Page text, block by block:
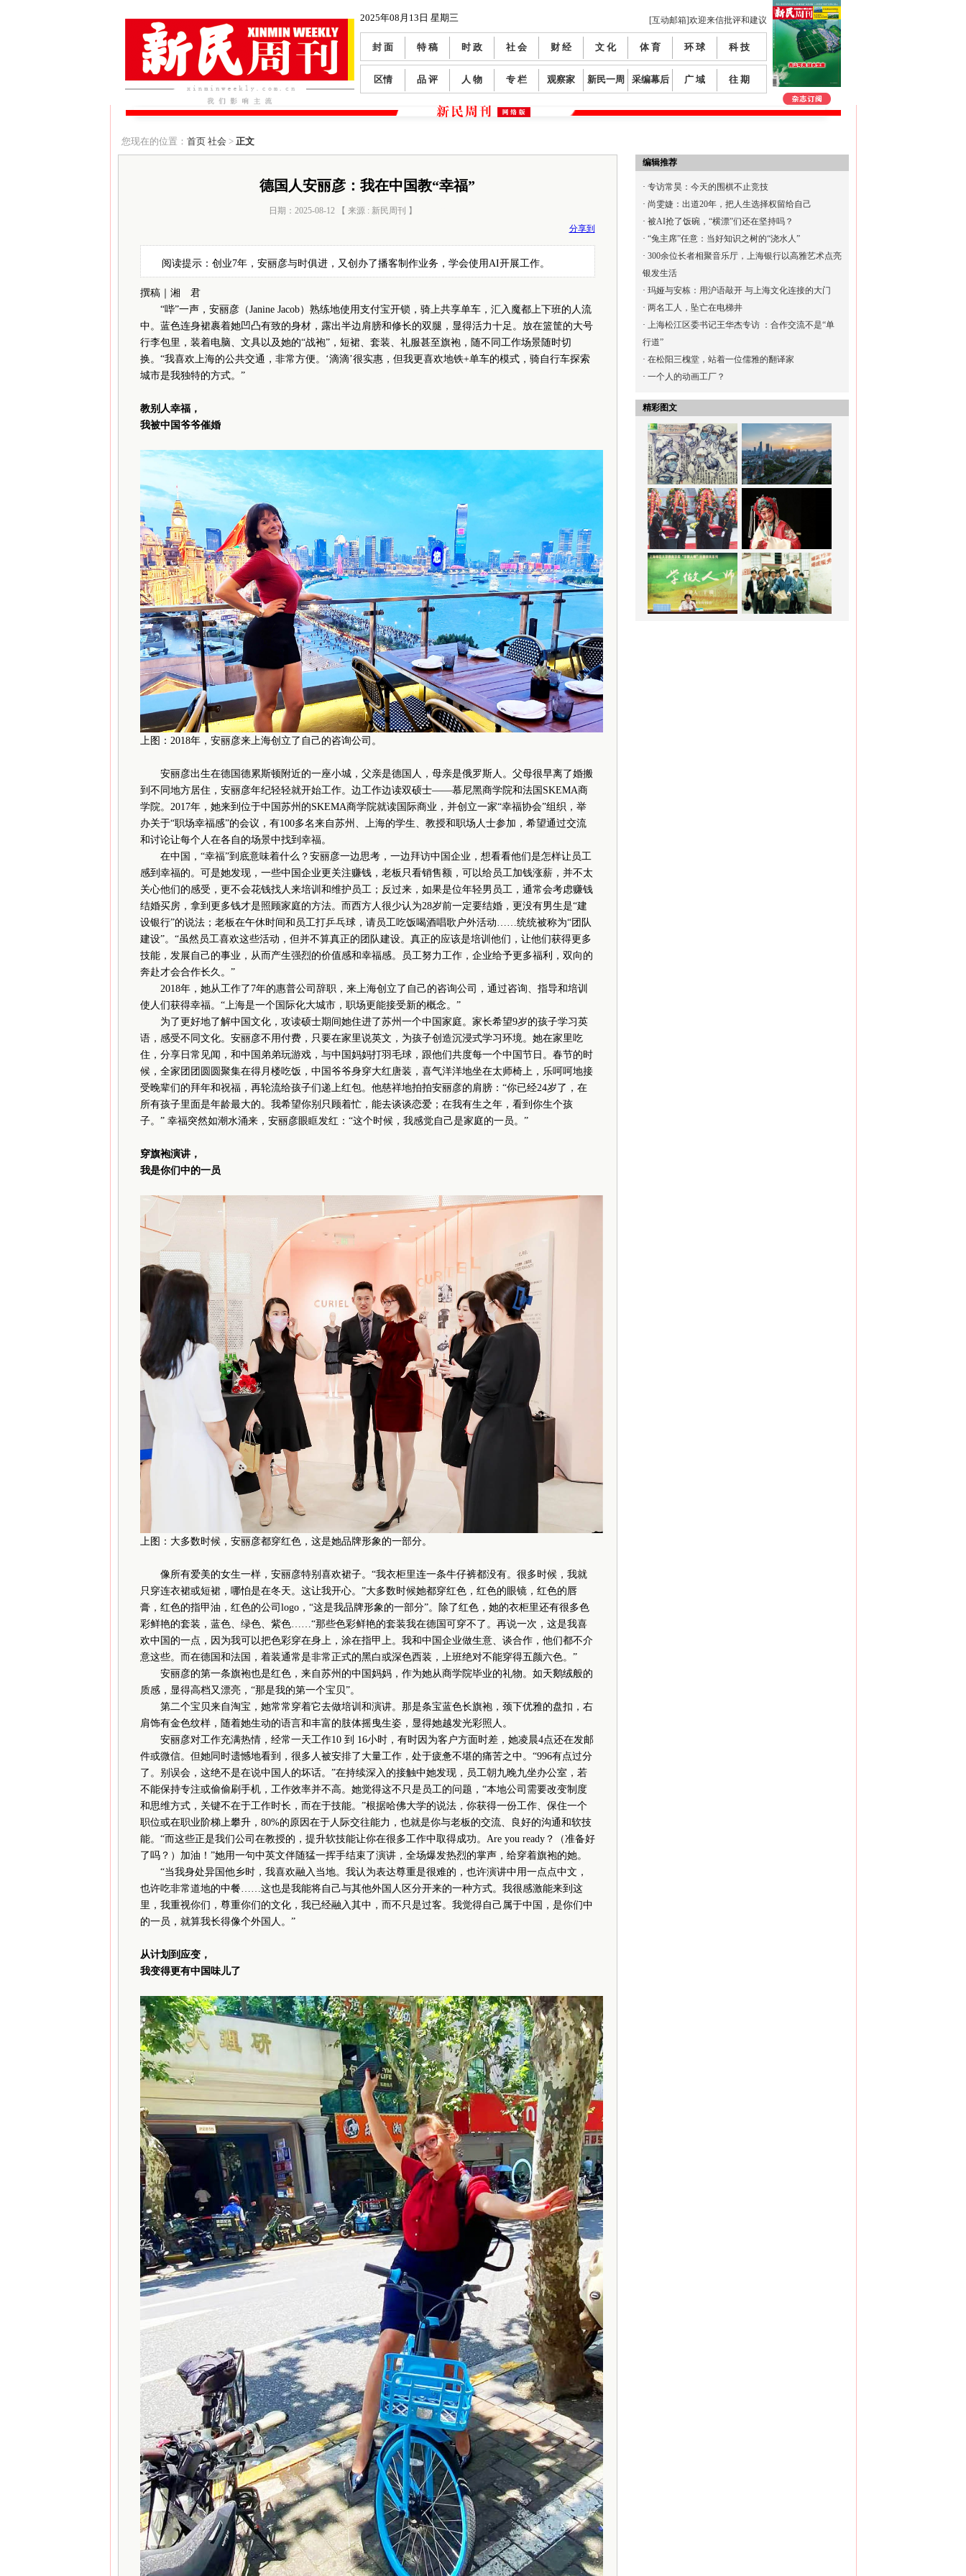
2025年08月13日 星期三 [互动邮箱]欢迎来信批评和建议
封 面 特 稿 时 政 社 会 财 经 文 化 体 育 环 球 科 技
区情 品 评 人 物 专 栏 观察家 新民一周 采编幕后 广 域 往 期
您现在的位置： 首页 社会 > 正文
德国人安丽彦：我在中国教“幸福”
日期：2025-08-12 【 来源 : 新民周刊 】
分享到
阅读提示：创业7年，安丽彦与时俱进，又创办了播客制作业务，学会使用AI开展工作。
撰稿｜湘 君
“哔”一声，安丽彦（Janine Jacob）熟练地使用支付宝开锁，骑上共享单车，汇入魔都上下班的人流
中。蓝色连身裙裹着她凹凸有致的身材，露出半边肩膀和修长的双腿，显得活力十足。放在篮筐的大号
行李包里，装着电脑、文具以及她的“战袍”，短裙、套装、礼服甚至旗袍，随不同工作场景随时切
换。“我喜欢上海的公共交通，非常方便。‘滴滴’很实惠，但我更喜欢地铁+单车的模式，骑自行车探索
城市是我独特的方式。”
教别人幸福，
我被中国爷爷催婚
上图：2018年，安丽彦来上海创立了自己的咨询公司。
安丽彦出生在德国德累斯顿附近的一座小城，父亲是德国人，母亲是俄罗斯人。父母很早离了婚搬
到不同地方居住，安丽彦年纪轻轻就开始工作。边工作边读双硕士——慕尼黑商学院和法国SKEMA商
学院。2017年，她来到位于中国苏州的SKEMA商学院就读国际商业，并创立一家“幸福协会”组织，举
办关于“职场幸福感”的会议，有100多名来自苏州、上海的学生、教授和职场人士参加，希望通过交流
和讨论让每个人在各自的场景中找到幸福。
在中国，“幸福”到底意味着什么？安丽彦一边思考，一边拜访中国企业，想看看他们是怎样让员工
感到幸福的。可是她发现，一些中国企业更关注赚钱，老板只看销售额，可以给员工加钱涨薪，并不太
关心他们的感受，更不会花钱找人来培训和维护员工；反过来，如果是位年轻男员工，通常会考虑赚钱
结婚买房，拿到更多钱才是照顾家庭的方法。而西方人很少认为28岁前一定要结婚，更没有男生是“建
设银行”的说法；老板在午休时间和员工打乒乓球，请员工吃饭喝酒唱歌户外活动……统统被称为“团队
建设”。“虽然员工喜欢这些活动，但并不算真正的团队建设。真正的应该是培训他们，让他们获得更多
技能，发展自己的事业，从而产生强烈的价值感和幸福感。员工努力工作，企业给予更多福利，双向的
奔赴才会合作长久。”
2018年，她从工作了7年的惠普公司辞职，来上海创立了自己的咨询公司，通过咨询、指导和培训
使人们获得幸福。“上海是一个国际化大城市，职场更能接受新的概念。”
为了更好地了解中国文化，攻读硕士期间她住进了苏州一个中国家庭。家长希望9岁的孩子学习英
语，感受不同文化。安丽彦不用付费，只要在家里说英文，为孩子创造沉浸式学习环境。她在家里吃
住，分享日常见闻，和中国弟弟玩游戏，与中国妈妈打羽毛球，跟他们共度每一个中国节日。春节的时
候，全家团团圆圆聚集在得月楼吃饭，中国爷爷身穿大红唐装，喜气洋洋地坐在太师椅上，乐呵呵地接
受晚辈们的拜年和祝福，再轮流给孩子们递上红包。他慈祥地拍拍安丽彦的肩膀：“你已经24岁了，在
所有孩子里面是年龄最大的。我希望你别只顾着忙，能去谈谈恋爱；在我有生之年，看到你生个孩
子。” 幸福突然如潮水涌来，安丽彦眼眶发红：“这个时候，我感觉自己是家庭的一员。”
穿旗袍演讲，
我是你们中的一员
上图：大多数时候，安丽彦都穿红色，这是她品牌形象的一部分。
像所有爱美的女生一样，安丽彦特别喜欢裙子。“我衣柜里连一条牛仔裤都没有。很多时候，我就
只穿连衣裙或短裙，哪怕是在冬天。这让我开心。”大多数时候她都穿红色，红色的眼镜，红色的唇
膏，红色的指甲油，红色的公司logo，“这是我品牌形象的一部分”。除了红色，她的衣柜里还有很多色
彩鲜艳的套装，蓝色、绿色、紫色……“那些色彩鲜艳的套装我在德国可穿不了。再说一次，这是我喜
欢中国的一点，因为我可以把色彩穿在身上，涂在指甲上。我和中国企业做生意、谈合作，他们都不介
意这些。而在德国和法国，着装通常是非常正式的黑白或深色西装，上班绝对不能穿得五颜六色。”
安丽彦的第一条旗袍也是红色，来自苏州的中国妈妈，作为她从商学院毕业的礼物。如天鹅绒般的
质感，显得高档又漂亮，“那是我的第一个宝贝”。
第二个宝贝来自淘宝，她常常穿着它去做培训和演讲。那是条宝蓝色长旗袍，颈下优雅的盘扣，右
肩饰有金色纹样，随着她生动的语言和丰富的肢体摇曳生姿，显得她越发光彩照人。
安丽彦对工作充满热情，经常一天工作10 到 16小时，有时因为客户方面时差，她凌晨4点还在发邮
件或微信。但她同时遗憾地看到，很多人被安排了大量工作，处于疲惫不堪的痛苦之中。“996有点过分
了。别误会，这绝不是在说中国人的坏话。”在持续深入的接触中她发现，员工朝九晚九坐办公室，若
不能保持专注或偷偷刷手机，工作效率并不高。她觉得这不只是员工的问题，“本地公司需要改变制度
和思维方式，关键不在于工作时长，而在于技能。”根据哈佛大学的说法，你获得一份工作、保住一个
职位或在职业阶梯上攀升，80%的原因在于人际交往能力，也就是你与老板的交流、良好的沟通和软技
能。“而这些正是我们公司在教授的，提升软技能让你在很多工作中取得成功。Are you ready？（准备好
了吗？）加油！”她用一句中英文伴随猛一挥手结束了演讲，全场爆发热烈的掌声，给穿着旗袍的她。
“当我身处异国他乡时，我喜欢融入当地。我认为表达尊重是很难的，也许演讲中用一点点中文，
也许吃非常道地的中餐……这也是我能将自己与其他外国人区分开来的一种方式。我很感激能来到这
里，我重视你们，尊重你们的文化，我已经融入其中，而不只是过客。我觉得自己属于中国，是你们中
的一员，就算我长得像个外国人。”
从计划到应变，
我变得更有中国味儿了
编辑推荐
· 专访常昊：今天的围棋不止竞技
· 尚雯婕：出道20年，把人生选择权留给自己
· 被AI抢了饭碗，“横漂”们还在坚持吗？
· “兔主席”任意：当好知识之树的“浇水人”
· 300余位长者相聚音乐厅，上海银行以高雅艺术点亮
银发生活
· 玛娅与安栋：用沪语敲开 与上海文化连接的大门
· 两名工人，坠亡在电梯井
· 上海松江区委书记王华杰专访 ：合作交流不是“单
行道”
· 在松阳三槐堂，站着一位儒雅的翻译家
· 一个人的动画工厂？
精彩图文